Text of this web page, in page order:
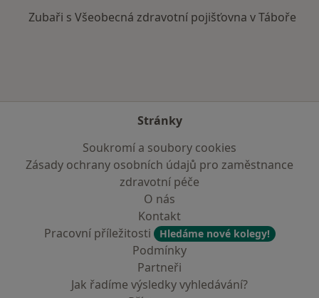
Zubaři s Všeobecná zdravotní pojišťovna v Táboře
Stránky
Soukromí a soubory cookies
Zásady ochrany osobních údajů pro zaměstnance
zdravotní péče
O nás
Kontakt
Pracovní příležitosti
Hledáme nové kolegy!
Podmínky
Partneři
Jak řadíme výsledky vyhledávání?